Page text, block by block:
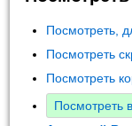
Посмотреть,
Посмотреть
Посмотреть
Посмотреть